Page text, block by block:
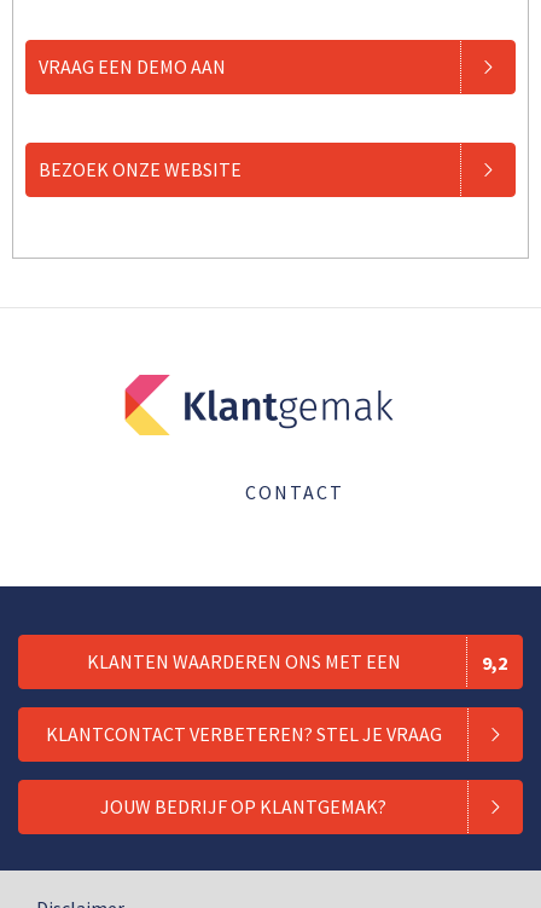
VRAAG EEN DEMO AAN
BEZOEK ONZE WEBSITE
CONTACT
KLANTEN WAARDEREN ONS MET EEN 9,2
KLANTCONTACT VERBETEREN? STEL JE VRAAG
JOUW BEDRIJF OP KLANTGEMAK?